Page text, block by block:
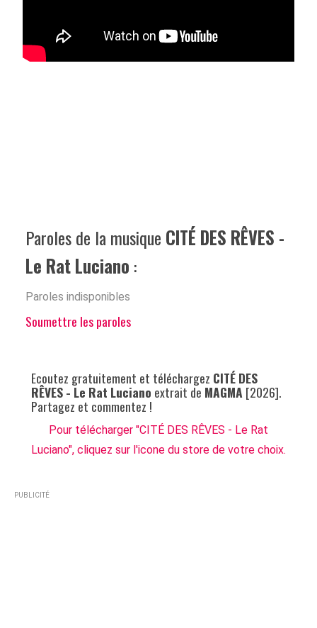
Paroles de la musique CITÉ DES RÊVES -
Le Rat Luciano :
Paroles indisponibles
Soumettre les paroles
Ecoutez gratuitement et téléchargez CITÉ DES
RÊVES - Le Rat Luciano extrait de MAGMA [2026].
Partagez et commentez !
Pour télécharger "CITÉ DES RÊVES - Le Rat
Luciano", cliquez sur l'icone du store de votre choix.
PUBLICITÉ